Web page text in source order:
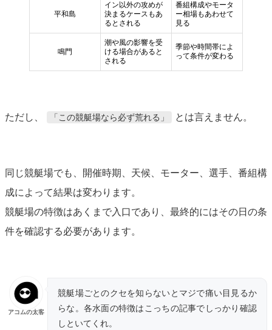
平和島
イン以外の攻めが
決まるケースもあ
るとされる
番組構成やモータ
ー相場もあわせて
見る
鳴門
潮や風の影響を受
ける場合があると
される
季節や時間帯によ
って条件が変わる
ただし、 「この競艇場なら必ず荒れる」 とは言えません。
同じ競艇場でも、開催時期、天候、モーター、選手、番組構
成によって結果は変わります。
競艇場の特徴はあくまで入口であり、最終的にはその日の条
件を確認する必要があります。
アコムの太客
競艇場ごとのクセを知らないとマジで痛い目見るか
らな。各水面の特徴はこっちの記事でしっかり確認
しといてくれ。